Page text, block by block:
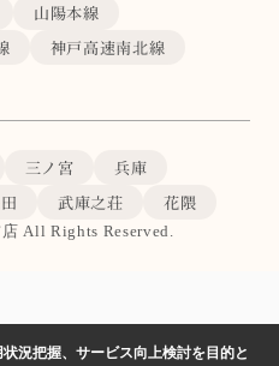
山陽本線
神戸高速南北線
三ノ宮
兵庫
武庫之荘 花隈
All Rights Reserved.
況把握、サービス向上検討を目的と